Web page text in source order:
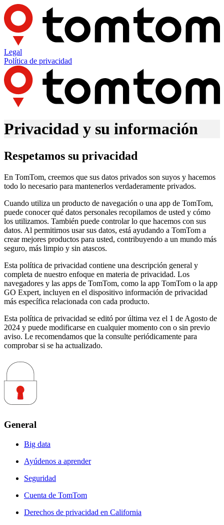
Legal
Política de privacidad
Privacidad y su información
Respetamos su privacidad
En TomTom, creemos que sus datos privados son suyos y hacemos
todo lo necesario para mantenerlos verdaderamente privados.
Cuando utiliza un producto de navegación o una app de TomTom,
puede conocer qué datos personales recopilamos de usted y cómo
los utilizamos. También puede controlar lo que hacemos con sus
datos. Al permitirnos usar sus datos, está ayudando a TomTom a
crear mejores productos para usted, contribuyendo a un mundo más
seguro, más limpio y sin atascos.
Esta política de privacidad contiene una descripción general y
completa de nuestro enfoque en materia de privacidad. Los
navegadores y las apps de TomTom, como la app TomTom o la app
GO Expert, incluyen en el dispositivo información de privacidad
más específica relacionada con cada producto.
Esta política de privacidad se editó por última vez el 1 de Agosto de
2024 y puede modificarse en cualquier momento con o sin previo
aviso. Le recomendamos que la consulte periódicamente para
comprobar si se ha actualizado.
General
Big data
Ayúdenos a aprender
Seguridad
Cuenta de TomTom
Derechos de privacidad en California